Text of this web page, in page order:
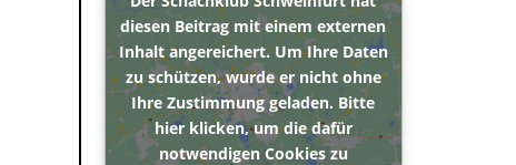
diesen Beitrag mit einem externen
Inhalt angereichert. Um Ihre Daten
zu schützen, wurde er nicht ohne
Ihre Zustimmung geladen. Bitte
hier klicken, um die dafür
notwendigen Cookies zu